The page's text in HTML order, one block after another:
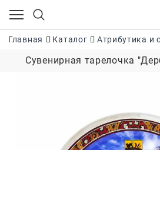
Главная Каталог Атрибутика и
Сувенирная тарелочка